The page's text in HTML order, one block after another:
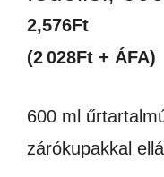
2,576Ft
(2 028Ft + ÁFA)
600 ml
zárókupakkal